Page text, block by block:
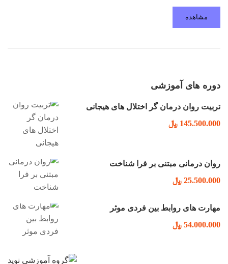
مشاهده
دوره های آموزشی
تربیت روان درمان گر اختلال های هیجانی
145.500.000 ﷼
روان درمانی مبتنی بر فرا شناخت
25.500.000 ﷼
مهارت های روابط بین فردی موثر
54.000.000 ﷼